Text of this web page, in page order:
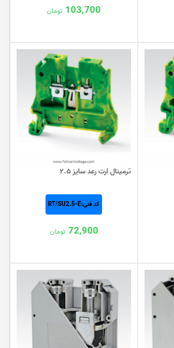
103,700 تومان
ترمینال ارت رعد سایز ۲.۵
کد فنی:RT/SU2.5-E
72,900 تومان